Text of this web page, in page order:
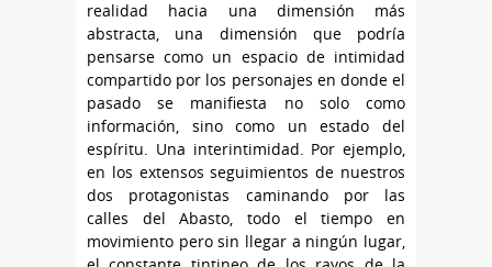
realidad hacia una dimensión más
abstracta, una dimensión que podría
pensarse como un espacio de intimidad
compartido por los personajes en donde el
pasado se manifiesta no solo como
información, sino como un estado del
espíritu. Una interintimidad. Por ejemplo,
en los extensos seguimientos de nuestros
dos protagonistas caminando por las
calles del Abasto, todo el tiempo en
movimiento pero sin llegar a ningún lugar,